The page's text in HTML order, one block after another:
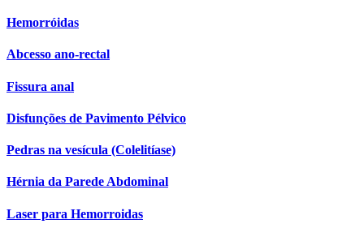
Hemorróidas
Abcesso ano-rectal
Fissura anal​
Disfunções de Pavimento Pélvico​
Pedras na vesícula (Colelitíase)​
Hérnia da Parede Abdominal​
Laser para Hemorroidas